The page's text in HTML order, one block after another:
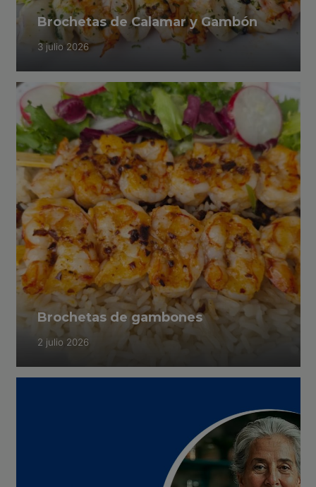
Brochetas de Calamar y Gambón
3 julio 2026
Brochetas de gambones
2 julio 2026